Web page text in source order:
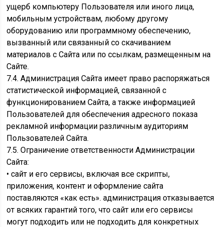
ущерб компьютеру Пользователя или иного лица,
мобильным устройствам, любому другому
оборудованию или программному обеспечению,
вызванный или связанный со скачиванием
материалов с Сайта или по ссылкам, размещенным на
Сайте.
7.4. Администрация Сайта имеет право распоряжаться
статистической информацией, связанной с
функционированием Сайта, а также информацией
Пользователей для обеспечения адресного показа
рекламной информации различным аудиториям
Пользователей Сайта.
7.5. Ограничение ответственности Администрации
Сайта:
• сайт и его сервисы, включая все скрипты,
приложения, контент и оформление сайта
поставляются «как есть». администрация отказывается
от всяких гарантий того, что сайт или его сервисы
могут подходить или не подходить для конкретных